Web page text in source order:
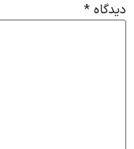
دیدگاه *